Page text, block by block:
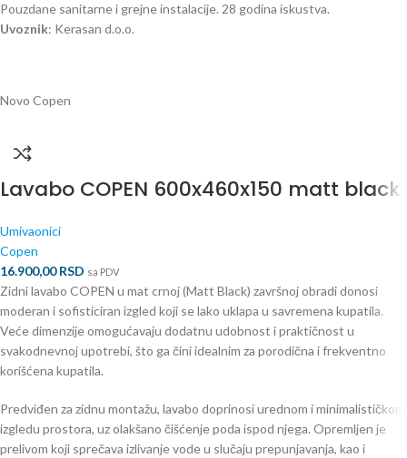
Pouzdane sanitarne i grejne instalacije. 28 godina iskustva.
Uvoznik: Kerasan d.o.o.
Novo Copen
Lavabo COPEN 600x460x150 matt black
Umivaonici
Copen
16.900,00RSD sa PDV
Zidni lavabo COPEN u mat crnoj (Matt Black) završnoj obradi donosi
moderan i sofisticiran izgled koji se lako uklapa u savremena kupatila.
Veće dimenzije omogućavaju dodatnu udobnost i praktičnost u
svakodnevnoj upotrebi, što ga čini idealnim za porodična i frekventno
korišćena kupatila.
Predviđen za zidnu montažu, lavabo doprinosi urednom i minimalističkom
izgledu prostora, uz olakšano čišćenje poda ispod njega. Opremljen je
prelivom koji sprečava izlivanje vode u slučaju prepunjavanja, kao i